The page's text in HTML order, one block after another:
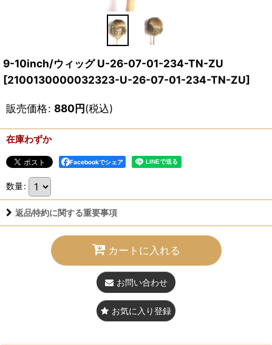
9-10inch/ウィッグ U-26-07-01-234-TN-ZU
[2100130000032323-U-26-07-01-234-TN-ZU]
販売価格: 880円(税込)
在庫わずか
Facebookでシェア
数量:
返品特約に関する重要事項
カートに入れる
お問い合わせ
お気に入り登録